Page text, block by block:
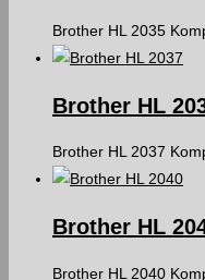
Brother HL 2035
Brother HL
Brother HL 2037
Brother HL
Brother HL 2040